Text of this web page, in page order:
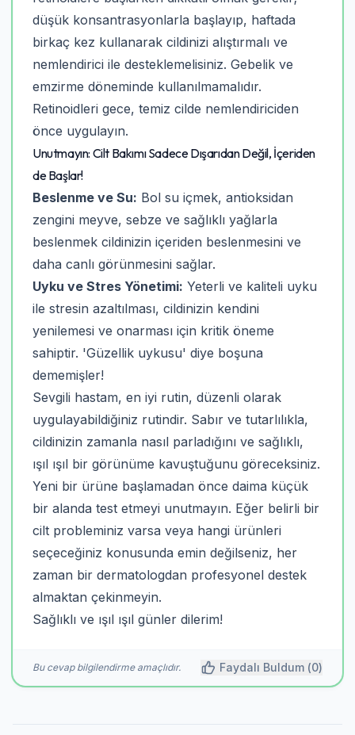
düşük konsantrasyonlarla başlayıp, haftada
birkaç kez kullanarak cildinizi alıştırmalı ve
nemlendirici ile desteklemelisiniz. Gebelik ve
emzirme döneminde kullanılmamalıdır.
Retinoidleri gece, temiz cilde nemlendiriciden
önce uygulayın.
Unutmayın: Cilt Bakımı Sadece Dışarıdan Değil, İçeriden
de Başlar!
Beslenme ve Su: Bol su içmek, antioksidan
zengini meyve, sebze ve sağlıklı yağlarla
beslenmek cildinizin içeriden beslenmesini ve
daha canlı görünmesini sağlar.
Uyku ve Stres Yönetimi: Yeterli ve kaliteli uyku
ile stresin azaltılması, cildinizin kendini
yenilemesi ve onarması için kritik öneme
sahiptir. 'Güzellik uykusu' diye boşuna
dememişler!
Sevgili hastam, en iyi rutin, düzenli olarak
uygulayabildiğiniz rutindir. Sabır ve tutarlılıkla,
cildinizin zamanla nasıl parladığını ve sağlıklı,
ışıl ışıl bir görünüme kavuştuğunu göreceksiniz.
Yeni bir ürüne başlamadan önce daima küçük
bir alanda test etmeyi unutmayın. Eğer belirli bir
cilt probleminiz varsa veya hangi ürünleri
seçeceğiniz konusunda emin değilseniz, her
zaman bir dermatologdan profesyonel destek
almaktan çekinmeyin.
Sağlıklı ve ışıl ışıl günler dilerim!
Bu cevap bilgilendirme amaçlıdır. Faydalı Buldum (0)